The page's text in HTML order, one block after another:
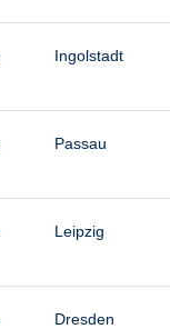
Ingolstadt
Passau
Leipzig
Dresden